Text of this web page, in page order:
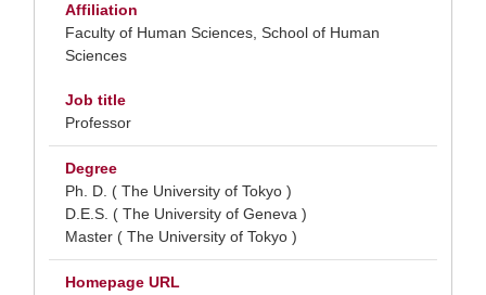
Affiliation
Faculty of Human Sciences, School of Human
Sciences
Job title
Professor
Degree
Ph. D. ( The University of Tokyo )
D.E.S. ( The University of Geneva )
Master ( The University of Tokyo )
Homepage URL